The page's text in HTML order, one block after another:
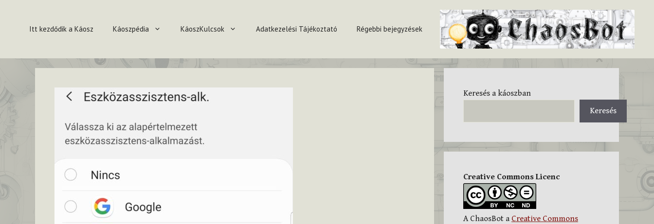
tartalombaItt kezdődik a Káosz Káoszpédia KáoszKulcsok Adatkezelési Tájékoztató Régebbi bejegyzések
Keresés a káoszban
Keresés
Creative Commons Licenc
A ChaosBot a Creative Commons